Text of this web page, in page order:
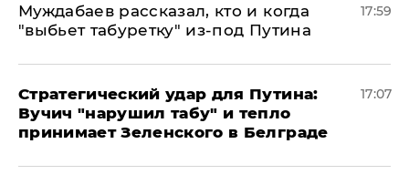
Муждабаев рассказал, кто и когда
"выбьет табуретку" из-под Путина
17:59
Стратегический удар для Путина:
Вучич "нарушил табу" и тепло
принимает Зеленского в Белграде
17:07